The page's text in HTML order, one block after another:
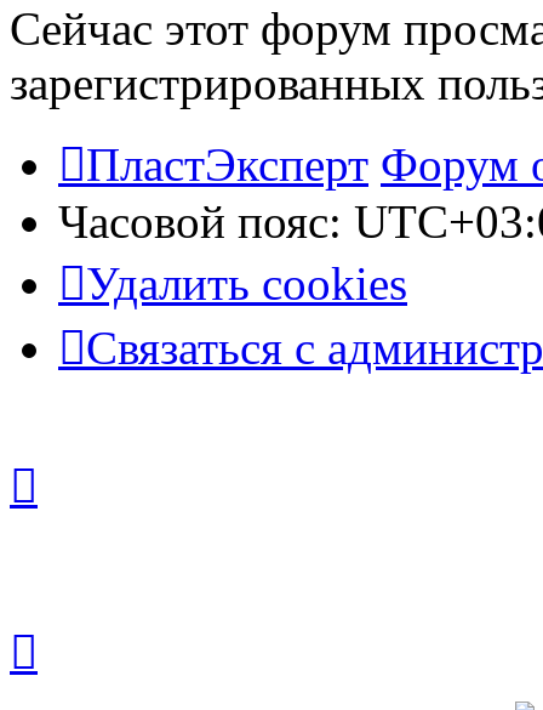
Сейчас этот форум
зарегистрированных
ПластЭксперт Форум
Часовой пояс:
Удалить cookies
Связаться с